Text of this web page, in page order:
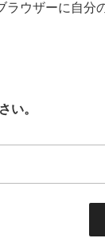
ラウザーに自分
い。